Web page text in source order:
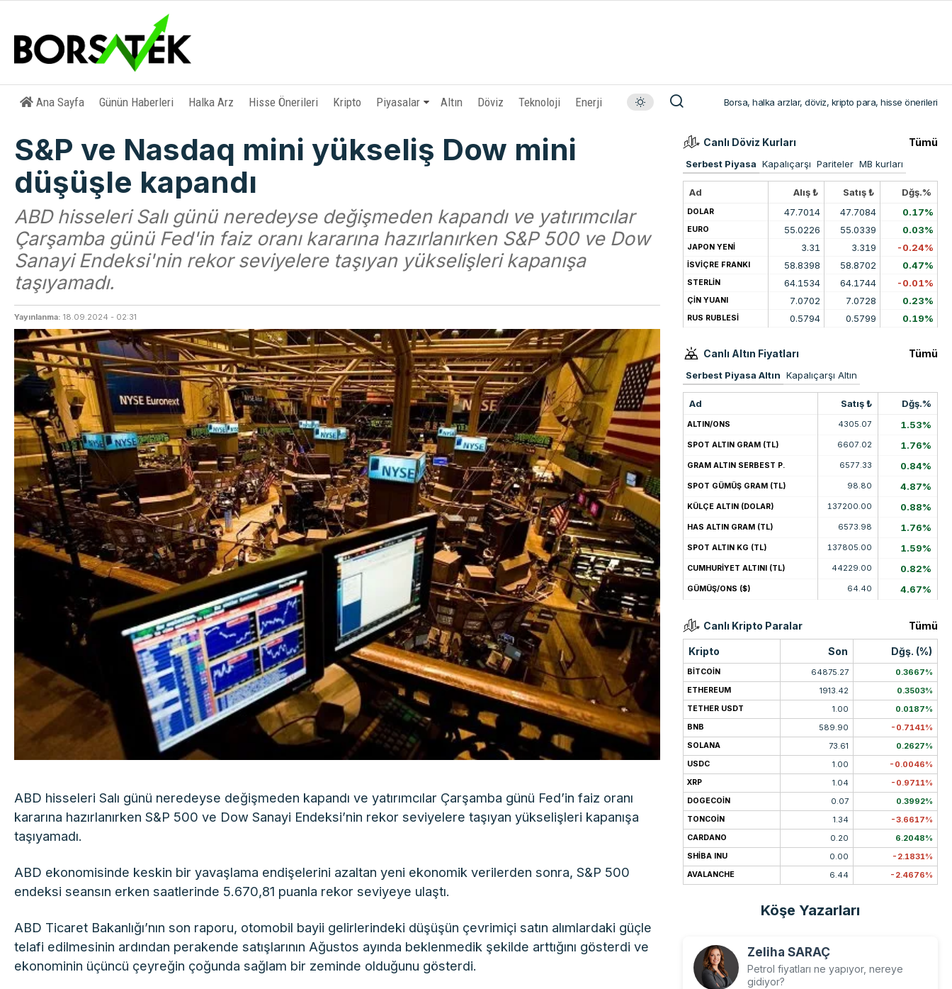
Ana Sayfa Günün Haberleri Halka Arz Hisse Önerileri Kripto Piyasalar Altın Döviz Teknoloji Enerji Borsa, halka arzlar, döviz, kripto para, hisse önerileri
S&P ve Nasdaq mini yükseliş Dow mini
düşüşle kapandı
ABD hisseleri Salı günü neredeyse değişmeden kapandı ve yatırımcılar
Çarşamba günü Fed'in faiz oranı kararına hazırlanırken S&P 500 ve Dow
Sanayi Endeksi'nin rekor seviyelere taşıyan yükselişleri kapanışa
taşıyamadı.
Yayınlanma: 18.09.2024 - 02:31
ABD hisseleri Salı günü neredeyse değişmeden kapandı ve yatırımcılar Çarşamba günü Fed’in faiz oranı
kararına hazırlanırken S&P 500 ve Dow Sanayi Endeksi’nin rekor seviyelere taşıyan yükselişleri kapanışa
taşıyamadı.
ABD ekonomisinde keskin bir yavaşlama endişelerini azaltan yeni ekonomik verilerden sonra, S&P 500
endeksi seansın erken saatlerinde 5.670,81 puanla rekor seviyeye ulaştı.
ABD Ticaret Bakanlığı’nın son raporu, otomobil bayii gelirlerindeki düşüşün çevrimiçi satın alımlardaki güçle
telafi edilmesinin ardından perakende satışlarının Ağustos ayında beklenmedik şekilde arttığını gösterdi ve
ekonominin üçüncü çeyreğin çoğunda sağlam bir zeminde olduğunu gösterdi.
Canlı Döviz Kurları Tümü
Serbest Piyasa Kapalıçarşı Pariteler MB kurları
Ad Alış ₺ Satış ₺ Dğş.%
DOLAR 47.7014 47.7084 0.17%
EURO 55.0226 55.0339 0.03%
JAPON YENİ 3.31 3.319 -0.24%
İSVİÇRE FRANKI 58.8398 58.8702 0.47%
STERLİN 64.1534 64.1744 -0.01%
ÇİN YUANI 7.0702 7.0728 0.23%
RUS RUBLESİ 0.5794 0.5799 0.19%
Canlı Altın Fiyatları Tümü
Serbest Piyasa Altın Kapalıçarşı Altın
Ad Satış ₺ Dğş.%
ALTIN/ONS 4305.07 1.53%
SPOT ALTIN GRAM (TL) 6607.02 1.76%
GRAM ALTIN SERBEST P. 6577.33 0.84%
SPOT GÜMÜŞ GRAM (TL) 98.80 4.87%
KÜLÇE ALTIN (DOLAR) 137200.00 0.88%
HAS ALTIN GRAM (TL) 6573.98 1.76%
SPOT ALTIN KG (TL) 137805.00 1.59%
CUMHURİYET ALTINI (TL) 44229.00 0.82%
GÜMÜŞ/ONS ($) 64.40 4.67%
Canlı Kripto Paralar Tümü
Kripto Son Dğş. (%)
BITCOIN 64875.27 0.3667%
ETHEREUM 1913.42 0.3503%
TETHER USDT 1.00 0.0187%
BNB 589.90 -0.7141%
SOLANA 73.61 0.2627%
USDC 1.00 -0.0046%
XRP 1.04 -0.9711%
DOGECOIN 0.07 0.3992%
TONCOIN 1.34 -3.6617%
CARDANO 0.20 6.2048%
SHIBA INU 0.00 -2.1831%
AVALANCHE 6.44 -2.4676%
Köşe Yazarları
Zeliha SARAÇ
Petrol fiyatları ne yapıyor, nereye
gidiyor?